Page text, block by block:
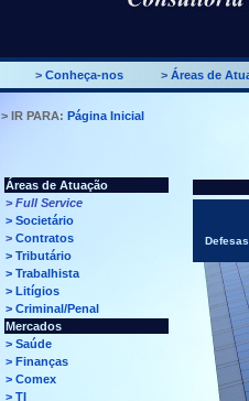
> Conheça-nos > Áreas de
> IR PARA: Página Inicial
Áreas de Atuação
>Full Service
> Societário
> Contratos
> Tributário
> Trabalhista
> Litígios
> Criminal/Penal
Mercados
> Saúde
> Finanças
> Comex
> TI